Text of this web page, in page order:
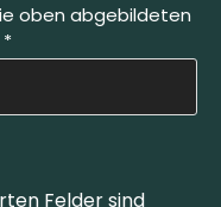
oben abgebildeten
*
Felder sind